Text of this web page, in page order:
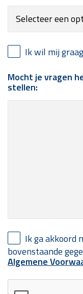
Ik wil mij
Mocht je vragen
stellen:
Ik ga akkoord
bovenstaande
Algemene